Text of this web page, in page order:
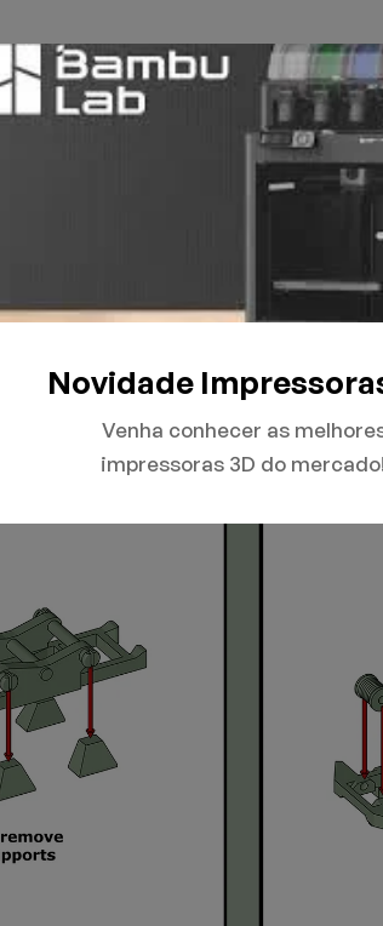
Novidade
Venha conhecer as
impressoras 3D do